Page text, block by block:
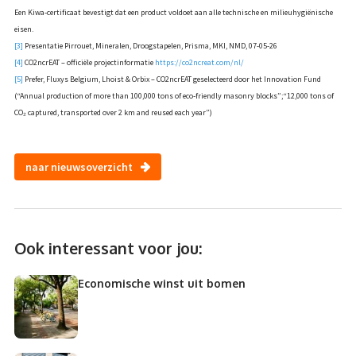
Een Kiwa‑certificaat bevestigt dat een product voldoet aan alle technische en milieuhygiënische
eisen.
[3] Presentatie Pirrouet, Mineralen, Droogstapelen, Prisma, MKI, NMD, 07-05-26
[4] CO2ncrEAT – officiële projectinformatie https://co2ncreat.com/nl/
[5] Prefer, Fluxys Belgium, Lhoist & Orbix – CO2ncrEAT geselecteerd door het Innovation Fund
(“Annual production of more than 100,000 tons of eco‑friendly masonry blocks”;“12,000 tons of
CO₂ captured, transported over 2 km and reused each year”)
naar nieuwsoverzicht
Ook interessant voor jou:
Economische winst uit bomen